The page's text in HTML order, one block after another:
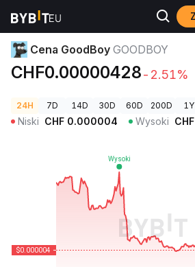
Ceny kryptowalut Cena GoodBoy
Cena GoodBoy GOODBOY
CHF0.00000428-2.51%
24H 7D 14D 30D 60D 200D 1Y
Niski CHF 0.000004 Wysoki CHF